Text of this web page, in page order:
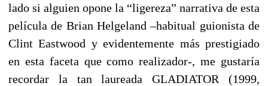
lado si alguien opone la “ligereza” narrativa de esta
película de Brian Helgeland –habitual guionista de
Clint Eastwood y evidentemente más prestigiado
en esta faceta que como realizador-, me gustaría
recordar la tan laureada GLADIATOR (1999,